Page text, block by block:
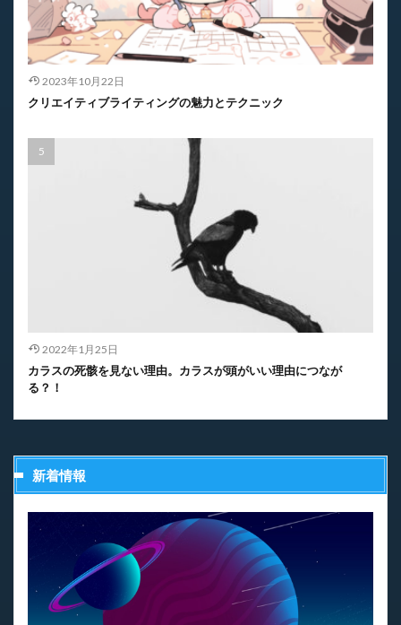
2023年10月22日
クリエイティブライティングの魅力とテクニック
2022年1月25日
カラスの死骸を見ない理由。カラスが頭がいい理由につなが
る？！
新着情報